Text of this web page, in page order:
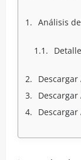
Análisis
Detalles
Descargar
Descargar
Descargar